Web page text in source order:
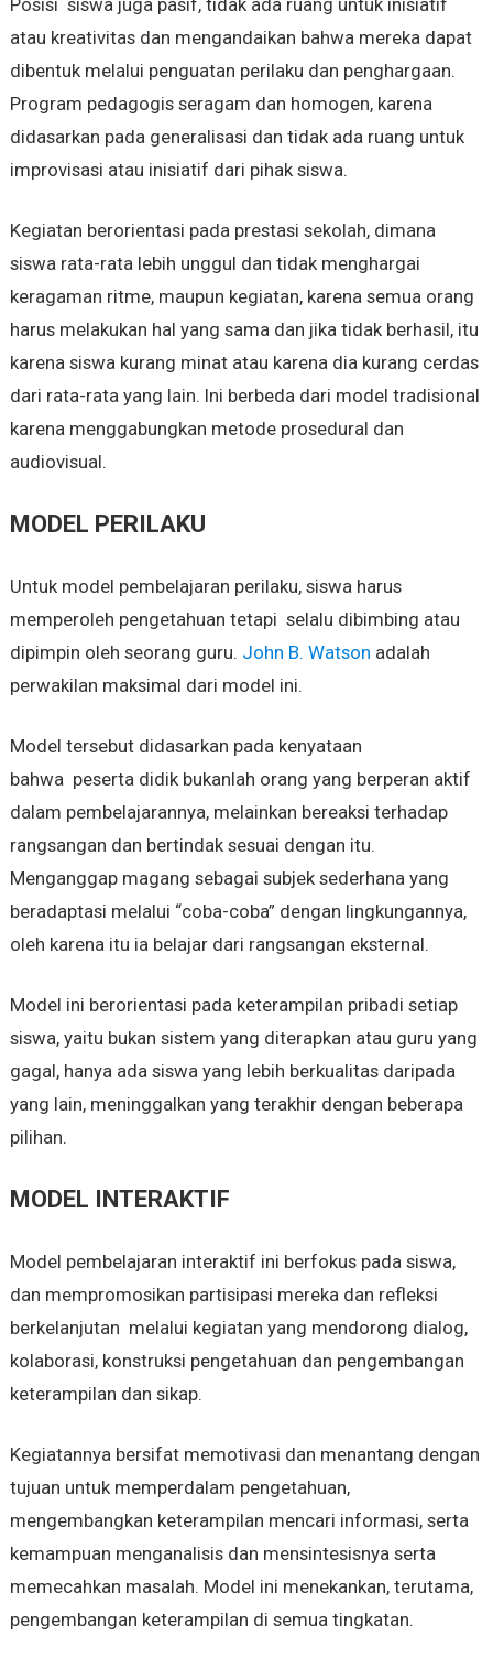
Posisi siswa juga pasif, tidak ada ruang untuk inisiatif
atau kreativitas dan mengandaikan bahwa mereka dapat
dibentuk melalui penguatan perilaku dan penghargaan.
Program pedagogis seragam dan homogen, karena
didasarkan pada generalisasi dan tidak ada ruang untuk
improvisasi atau inisiatif dari pihak siswa.
Kegiatan berorientasi pada prestasi sekolah, dimana
siswa rata-rata lebih unggul dan tidak menghargai
keragaman ritme, maupun kegiatan, karena semua orang
harus melakukan hal yang sama dan jika tidak berhasil, itu
karena siswa kurang minat atau karena dia kurang cerdas
dari rata-rata yang lain. Ini berbeda dari model tradisional
karena menggabungkan metode prosedural dan
audiovisual.
MODEL PERILAKU
Untuk model pembelajaran perilaku, siswa harus
memperoleh pengetahuan tetapi selalu dibimbing atau
dipimpin oleh seorang guru. John B. Watson adalah
perwakilan maksimal dari model ini.
Model tersebut didasarkan pada kenyataan
bahwa peserta didik bukanlah orang yang berperan aktif
dalam pembelajarannya, melainkan bereaksi terhadap
rangsangan dan bertindak sesuai dengan itu.
Menganggap magang sebagai subjek sederhana yang
beradaptasi melalui “coba-coba” dengan lingkungannya,
oleh karena itu ia belajar dari rangsangan eksternal.
Model ini berorientasi pada keterampilan pribadi setiap
siswa, yaitu bukan sistem yang diterapkan atau guru yang
gagal, hanya ada siswa yang lebih berkualitas daripada
yang lain, meninggalkan yang terakhir dengan beberapa
pilihan.
MODEL INTERAKTIF
Model pembelajaran interaktif ini berfokus pada siswa,
dan mempromosikan partisipasi mereka dan refleksi
berkelanjutan melalui kegiatan yang mendorong dialog,
kolaborasi, konstruksi pengetahuan dan pengembangan
keterampilan dan sikap.
Kegiatannya bersifat memotivasi dan menantang dengan
tujuan untuk memperdalam pengetahuan,
mengembangkan keterampilan mencari informasi, serta
kemampuan menganalisis dan mensintesisnya serta
memecahkan masalah. Model ini menekankan, terutama,
pengembangan keterampilan di semua tingkatan.